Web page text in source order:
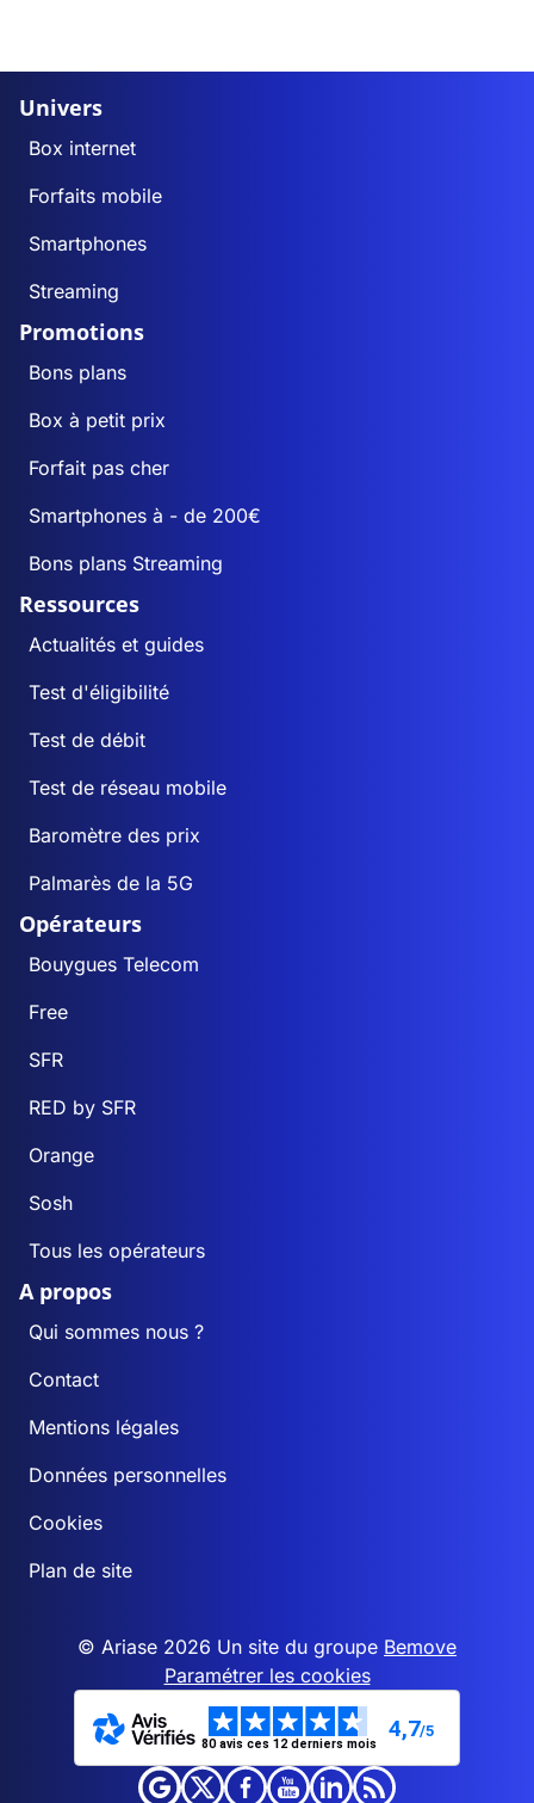
Univers
Box internet
Forfaits mobile
Smartphones
Streaming
Promotions
Bons plans
Box à petit prix
Forfait pas cher
Smartphones à - de 200€
Bons plans Streaming
Ressources
Actualités et guides
Test d'éligibilité
Test de débit
Test de réseau mobile
Baromètre des prix
Palmarès de la 5G
Opérateurs
Bouygues Telecom
Free
SFR
RED by SFR
Orange
Sosh
Tous les opérateurs
A propos
Qui sommes nous ?
Contact
Mentions légales
Données personnelles
Cookies
Plan de site
© Ariase 2026 Un site du groupe Bemove
Paramétrer les cookies
80 avis ces 12 derniers mois
4,7/5